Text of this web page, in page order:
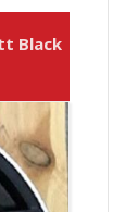
Black